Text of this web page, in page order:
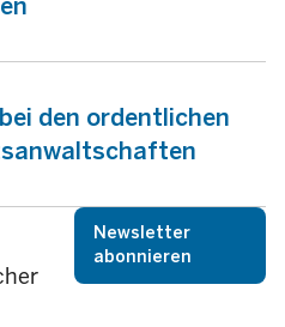
den ordentlichen
Newsletter
abonnieren